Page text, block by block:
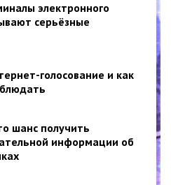
электронного
серьёзные
голосование и как
шанс получить
информации об